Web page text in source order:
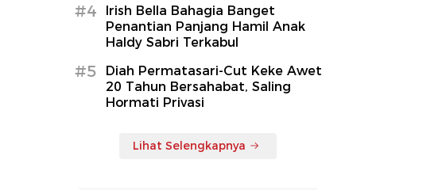
#4
Irish Bella Bahagia Banget
Penantian Panjang Hamil Anak
Haldy Sabri Terkabul
#5
Diah Permatasari-Cut Keke Awet
20 Tahun Bersahabat, Saling
Hormati Privasi
Lihat Selengkapnya